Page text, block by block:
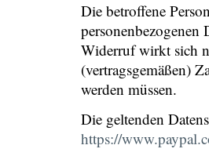
Die betroffene
personenbezogenen
Widerruf wirkt sich
(vertragsgemäßen)
werden müssen.
Die geltenden
https://